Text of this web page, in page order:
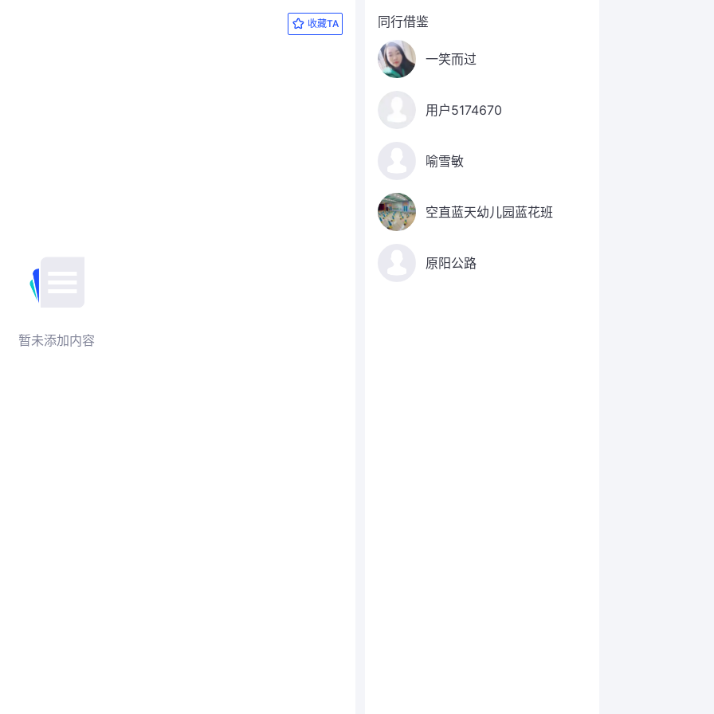
收藏TA
暂未添加内容
同行借鉴
一笑而过
用户5174670
喻雪敏
空直蓝天幼儿园蓝花班
原阳公路